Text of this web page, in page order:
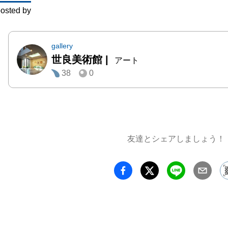
by
gallery
世良美術館 |
アート
38
0
友達とシェアしましょう！